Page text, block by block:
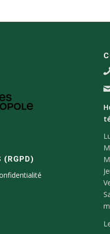
(RGPD)